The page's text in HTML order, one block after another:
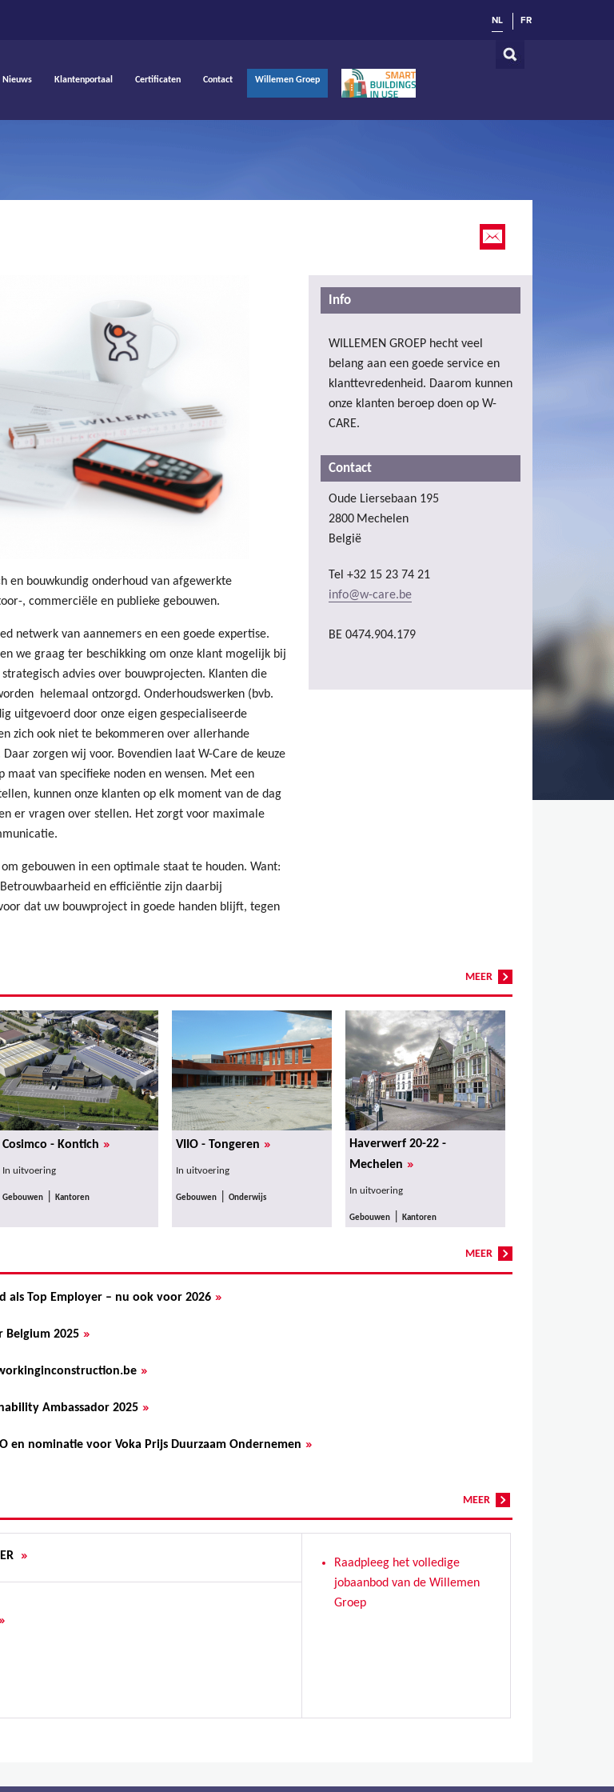
NL FR
Nieuws Klantenportaal Certificaten Contact Willemen Groep
Info
WILLEMEN GROEP hecht veel
belang aan een goede service en
klanttevredenheid. Daarom kunnen
onze klanten beroep doen op W-
CARE.
Contact
Oude Liersebaan 195
2800 Mechelen
België
Tel +32 15 23 74 21
info@w-care.be
BE 0474.904.179
en bouwkundig onderhoud van afgewerkte
, commerciële en publieke gebouwen.
netwerk van aannemers en een goede expertise.
we graag ter beschikking om onze klant mogelijk bij
advies over bouwprojecten. Klanten die
helemaal ontzorgd. Onderhoudswerken (bvb.
uitgevoerd door onze eigen gespecialiseerde
zich ook niet te bekommeren over allerhande
zorgen wij voor. Bovendien laat W-Care de keuze
maat van specifieke noden en wensen. Met een
kunnen onze klanten op elk moment van de dag
er vragen over stellen. Het zorgt voor maximale
gebouwen in een optimale staat te houden. Want:
en efficiëntie zijn daarbij
dat uw bouwproject in goede handen blijft, tegen
MEER
Cosimco - Kontich »
In uitvoering
Gebouwen Kantoren
VIIO - Tongeren »
In uitvoering
Gebouwen Onderwijs
Haverwerf 20-22 -
Mechelen »
In uitvoering
Gebouwen Kantoren
MEER
als Top Employer – nu ook voor 2026 »
Belgium 2025 »
»
Ambassador 2025 »
en nominatie voor Voka Prijs Duurzaam Ondernemen »
MEER
»
Raadpleeg het volledige
jobaanbod van de Willemen
Groep